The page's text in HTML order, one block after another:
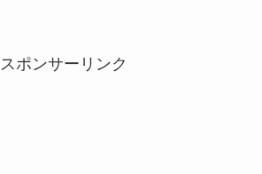
スポンサーリンク